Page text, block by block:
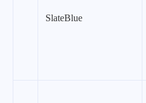
SlateBlue